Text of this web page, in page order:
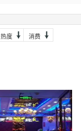
热度 消费